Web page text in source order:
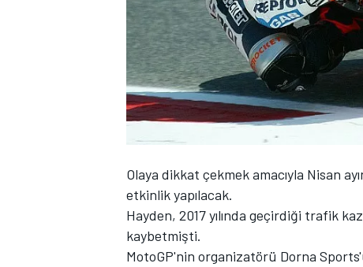
Olaya dikkat çekmek amacıyla Nisan
etkinlik yapılacak.
Hayden, 2017 yılında geçirdiği trafik
kaybetmişti.
MotoGP'nin organizatörü Dorna